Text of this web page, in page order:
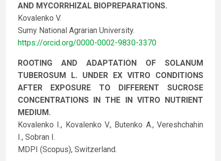
AND MYCORRHIZAL BIOPREPARATIONS.
Kovalenko V.
Sumy National Agrarian University.
https://orcid.org/0000-0002-9830-3370
ROOTING AND ADAPTATION OF SOLANUM
TUBEROSUM L. UNDER EX VITRO CONDITIONS
AFTER EXPOSURE TO DIFFERENT SUCROSE
CONCENTRATIONS IN THE IN VITRO NUTRIENT
MEDIUM.
Kovalenko I., Kovalenko V., Butenko A., Vereshchahin
I., Sobran I.
MDPI (Scopus), Switzerland.